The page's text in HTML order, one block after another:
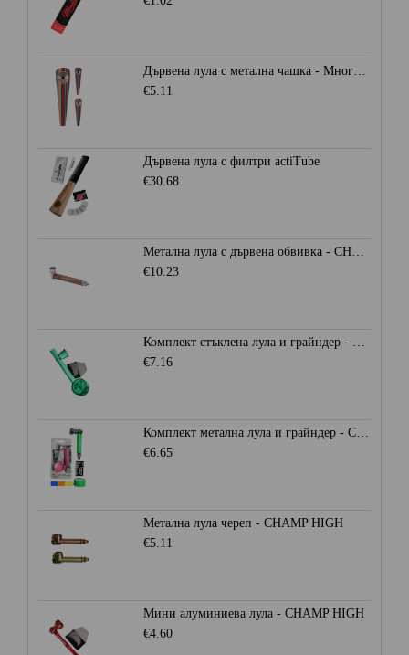
Дървена лула с метална чашка - Многоцветна
€5.11
Дървена лула с филтри actiTube
€30.68
Метална лула с дървена обвивка - CHAMP HIGH
€10.23
€7.16
Комплект метална лула и грайндер - CHAMP HIGH
€6.65
Метална лула череп - CHAMP HIGH
€5.11
Мини алуминиева лула - CHAMP HIGH
€4.60